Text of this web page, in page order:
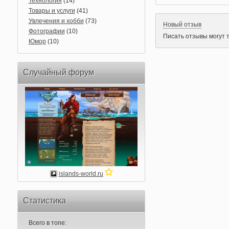
Товары и услуги (41)
Увлечения и хобби (73)
Фотографии (10)
Юмор(10)
Случайный форум
islands-world.ru
Статистика
Всего в топе:
Новый отзыв
Писать отзывы могут